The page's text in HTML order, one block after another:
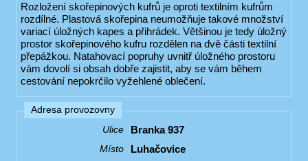
Rozložení skořepinových kufrů je oproti textilním kufrům
rozdílné. Plastová skořepina neumožňuje takové množství
variací úložných kapes a přihrádek. Většinou je tedy úložný
prostor skořepinového kufru rozdělen na dvě části textilní
přepážkou. Natahovací popruhy uvnitř úložného prostoru
vám dovolí si obsah dobře zajistit, aby se vám během
cestování nepokrčilo vyžehlené oblečení.
Adresa provozovny
Ulice
Branka 937
Místo Luhačovice